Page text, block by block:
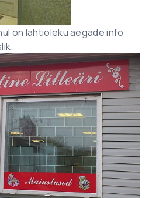
on lahtioleku aegade info